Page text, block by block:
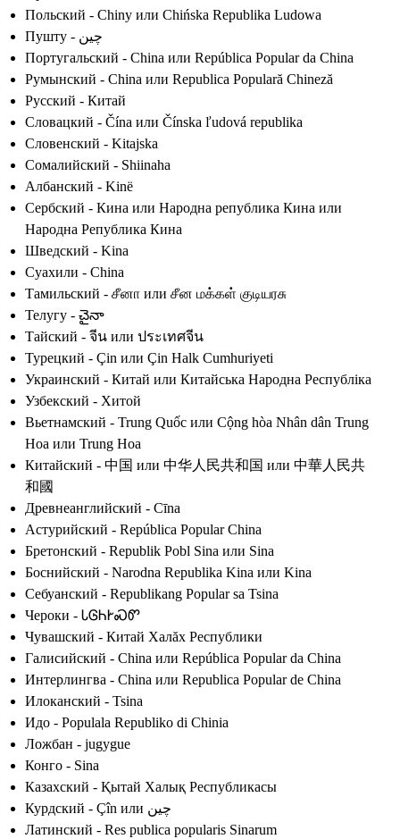
Польский - Chiny или Chińska Republika Ludowa
Пушту - چین
Португальский - China или República Popular da China
Румынский - China или Republica Populară Chineză
Русский - Китай
Словацкий - Čína или Čínska ľudová republika
Словенский - Kitajska
Сомалийский - Shiinaha
Албанский - Kinë
Сербский - Кина или Народна република Кина или
Народна Република Кина
Шведский - Kina
Суахили - China
Тамильский - சீனா или சீன மக்கள் குடியரசு
Телугу - చైనా
Тайский - จีน или ประเทศจีน
Турецкий - Çin или Çin Halk Cumhuriyeti
Украинский - Китай или Китайська Народна Республіка
Узбекский - Хитой
Вьетнамский - Trung Quốc или Cộng hòa Nhân dân Trung
Hoa или Trung Hoa
Китайский - 中国 или 中华人民共和国 или 中華人民共
和國
Древнеанглийский - Cīna
Астурийский - República Popular China
Бретонский - Republik Pobl Sina или Sina
Боснийский - Narodna Republika Kina или Kina
Себуанский - Republikang Popular sa Tsina
Чероки - ᏓᎶᏂᎨᏍᏛ
Чувашский - Китай Халăх Республики
Галисийский - China или República Popular da China
Интерлингва - China или Republica Popular de China
Илоканский - Tsina
Идо - Populala Republiko di Chinia
Ложбан - jugygue
Конго - Sina
Казахский - Қытай Халық Республикасы
Курдский - Çîn или چین
Латинский - Res publica popularis Sinarum